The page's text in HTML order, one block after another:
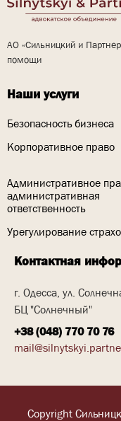
АО «Сильницкий и
помощи
Контактная
г. Одесса, ул.
БЦ "Солнечный"
+38 (048) 770 70 76
Наши услуги
Безопасность бизнеса
Корпоративное право
Административное
административная
ответственность
Урегулирование
Copyright